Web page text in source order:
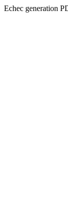
Echec generation